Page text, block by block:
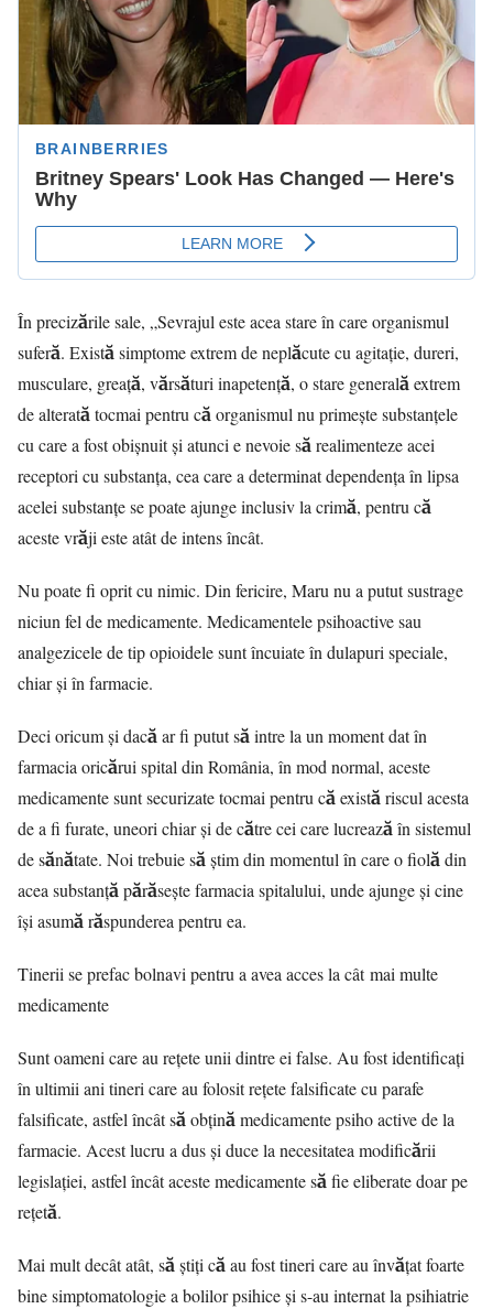
În precizările sale, „Sevrajul este acea stare în care organismul
suferă. Există simptome extrem de neplăcute cu agitație, dureri,
musculare, greață, vărsături inapetență, o stare generală extrem
de alterată tocmai pentru că organismul nu primește substanțele
cu care a fost obișnuit și atunci e nevoie să realimenteze acei
receptori cu substanța, cea care a determinat dependența în lipsa
acelei substanțe se poate ajunge inclusiv la crimă, pentru că
aceste vrăji este atât de intens încât.
Nu poate fi oprit cu nimic. Din fericire, Maru nu a putut sustrage
niciun fel de medicamente. Medicamentele psihoactive sau
analgezicele de tip opioidele sunt încuiate în dulapuri speciale,
chiar și în farmacie.
Deci oricum și dacă ar fi putut să intre la un moment dat în
farmacia oricărui spital din România, în mod normal, aceste
medicamente sunt securizate tocmai pentru că există riscul acesta
de a fi furate, uneori chiar și de către cei care lucrează în sistemul
de sănătate. Noi trebuie să știm din momentul în care o fiolă din
acea substanță părăsește farmacia spitalului, unde ajunge și cine
își asumă răspunderea pentru ea.
Tinerii se prefac bolnavi pentru a avea acces la cât mai multe
medicamente
Sunt oameni care au rețete unii dintre ei false. Au fost identificați
în ultimii ani tineri care au folosit rețete falsificate cu parafe
falsificate, astfel încât să obțină medicamente psiho active de la
farmacie. Acest lucru a dus și duce la necesitatea modificării
legislației, astfel încât aceste medicamente să fie eliberate doar pe
rețetă.
Mai mult decât atât, să știți că au fost tineri care au învățat foarte
bine simptomatologie a bolilor psihice și s-au internat la psihiatrie